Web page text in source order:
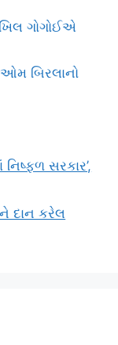
ગોગોઈએ
ઓમ બિરલાનો
સરકાર’,
દાન કરેલ